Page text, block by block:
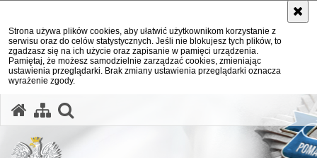
Strona używa plików cookies, aby ułatwić użytkownikom korzystanie z
serwisu oraz do celów statystycznych. Jeśli nie blokujesz tych plików, to
zgadzasz się na ich użycie oraz zapisanie w pamięci urządzenia.
Pamiętaj, że możesz samodzielnie zarządzać cookies, zmieniając
ustawienia przeglądarki. Brak zmiany ustawienia przeglądarki oznacza
wyrażenie zgody.